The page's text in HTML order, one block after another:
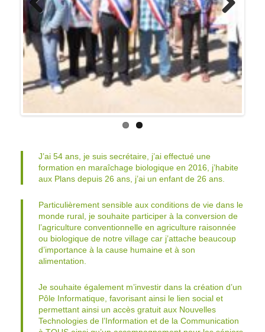
formation en maraîchage biologique en 2016, j’habite
aux Plans depuis 26 ans, j’ai un enfant de 26 ans.
Particulièrement sensible aux conditions de vie dans le
monde rural, je souhaite participer à la conversion de
l’agriculture conventionnelle en agriculture raisonnée
d’importance à la cause humaine et à son
alimentation.
Je souhaite également m’investir dans la création d’un
Pôle Informatique, favorisant ainsi le lien social et
permettant ainsi un accès gratuit aux Nouvelles
à TOUS ainsi qu’un accompagnement pour les séniors
qui le souhaitent.
L’environnement et le lien social sont des thèmes qui